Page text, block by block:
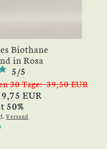
Biothane
in Rosa
5/5
30 Tage: 39,50 EUR
EUR
50%
Versand